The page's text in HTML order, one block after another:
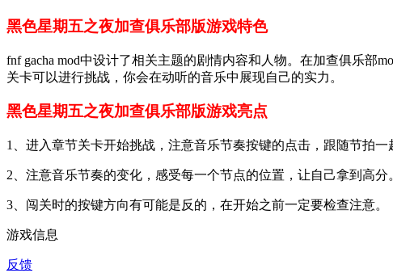
黑色星期五之夜加查俱乐部版游戏特色
fnf gacha mod中设计了相关主题的剧情内容和人物。在加查俱乐
关卡可以进行挑战，你会在动听的音乐中展现自己的实力。
黑色星期五之夜加查俱乐部版游戏亮点
1、进入章节关卡开始挑战，注意音乐节奏按键的点击，跟随节拍一
2、注意音乐节奏的变化，感受每一个节点的位置，让自己拿到高分
3、闯关时的按键方向有可能是反的，在开始之前一定要检查注意。
游戏信息
反馈